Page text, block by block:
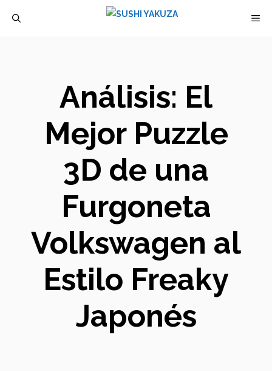
Análisis: El
Mejor Puzzle
3D de una
Furgoneta
Volkswagen al
Estilo Freaky
Japonés